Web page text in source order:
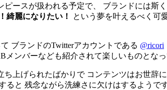
ースが扱われる予定で、 ブランドには斯
綺麗になりたい！
という夢を叶えるべく可
ブランドのTwitterアカウントである @ricori
ンバーなども紹介されて楽しいものとなっ
ち上げられたばかりで コンテンツはお世辞
ると 残念ながら洗練さに欠けはするよう